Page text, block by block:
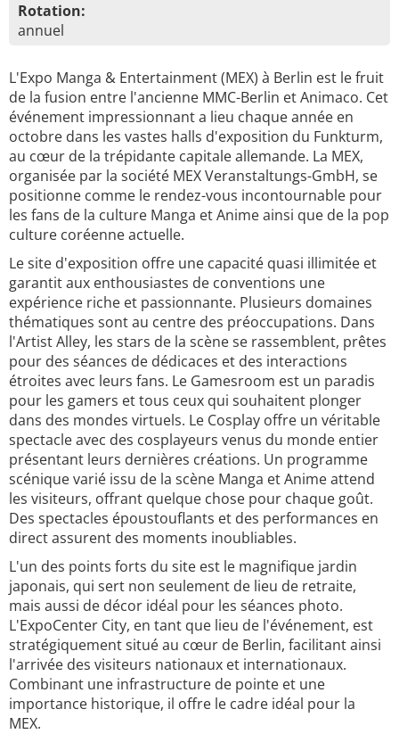
Rotation:
annuel
L'Expo Manga & Entertainment (MEX) à Berlin est le fruit
de la fusion entre l'ancienne MMC-Berlin et Animaco. Cet
événement impressionnant a lieu chaque année en
octobre dans les vastes halls d'exposition du Funkturm,
au cœur de la trépidante capitale allemande. La MEX,
organisée par la société MEX Veranstaltungs-GmbH, se
positionne comme le rendez-vous incontournable pour
les fans de la culture Manga et Anime ainsi que de la pop
culture coréenne actuelle.
Le site d'exposition offre une capacité quasi illimitée et
garantit aux enthousiastes de conventions une
expérience riche et passionnante. Plusieurs domaines
thématiques sont au centre des préoccupations. Dans
l'Artist Alley, les stars de la scène se rassemblent, prêtes
pour des séances de dédicaces et des interactions
étroites avec leurs fans. Le Gamesroom est un paradis
pour les gamers et tous ceux qui souhaitent plonger
dans des mondes virtuels. Le Cosplay offre un véritable
spectacle avec des cosplayeurs venus du monde entier
présentant leurs dernières créations. Un programme
scénique varié issu de la scène Manga et Anime attend
les visiteurs, offrant quelque chose pour chaque goût.
Des spectacles époustouflants et des performances en
direct assurent des moments inoubliables.
L'un des points forts du site est le magnifique jardin
japonais, qui sert non seulement de lieu de retraite,
mais aussi de décor idéal pour les séances photo.
L'ExpoCenter City, en tant que lieu de l'événement, est
stratégiquement situé au cœur de Berlin, facilitant ainsi
l'arrivée des visiteurs nationaux et internationaux.
Combinant une infrastructure de pointe et une
importance historique, il offre le cadre idéal pour la
MEX.